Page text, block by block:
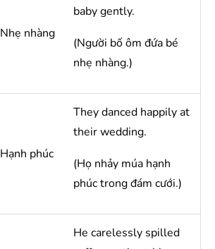
Nhẹ nhàng
baby gently.
(Người bố ôm đứa bé
nhẹ nhàng.)
Hạnh phúc
They danced happily at
their wedding.
(Họ nhảy múa hạnh
phúc trong đám cưới.)
He carelessly spilled